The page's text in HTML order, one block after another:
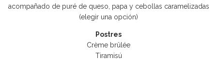
acompañado de puré de queso, papa y cebollas caramelizadas
(elegir una opción)
Postres
Crème brûlée
Tiramisú